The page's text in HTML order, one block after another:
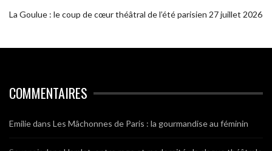
La Goulue : le coup de cœur théâtral de l’été parisien 27 juillet 2026
COMMENTAIRES
Emiliedans Les Mâchonnes de Paris : la gourmandise au féminin